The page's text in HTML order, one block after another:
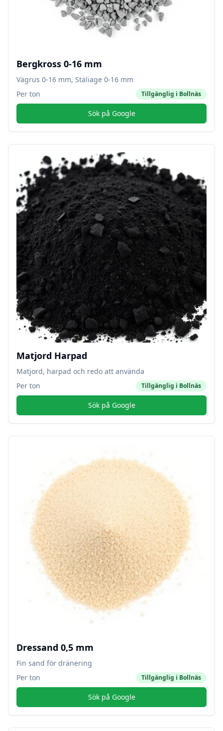
Bergkross 0-16 mm
Vägrus 0-16 mm, Stäliage 0-16 mm
Per ton
Tillgänglig i Bollnäs
Sök på Google
Matjord Harpad
Matjord, harpad och redo att använda
Per ton
Tillgänglig i Bollnäs
Sök på Google
Dressand 0,5 mm
Fin sand för dränering
Per ton
Tillgänglig i Bollnäs
Sök på Google